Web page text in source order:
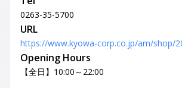
0263-35-5700
URL
https://www.kyowa-corp.co.jp/am/shop/
Opening Hours
【全日】10:00～22:00